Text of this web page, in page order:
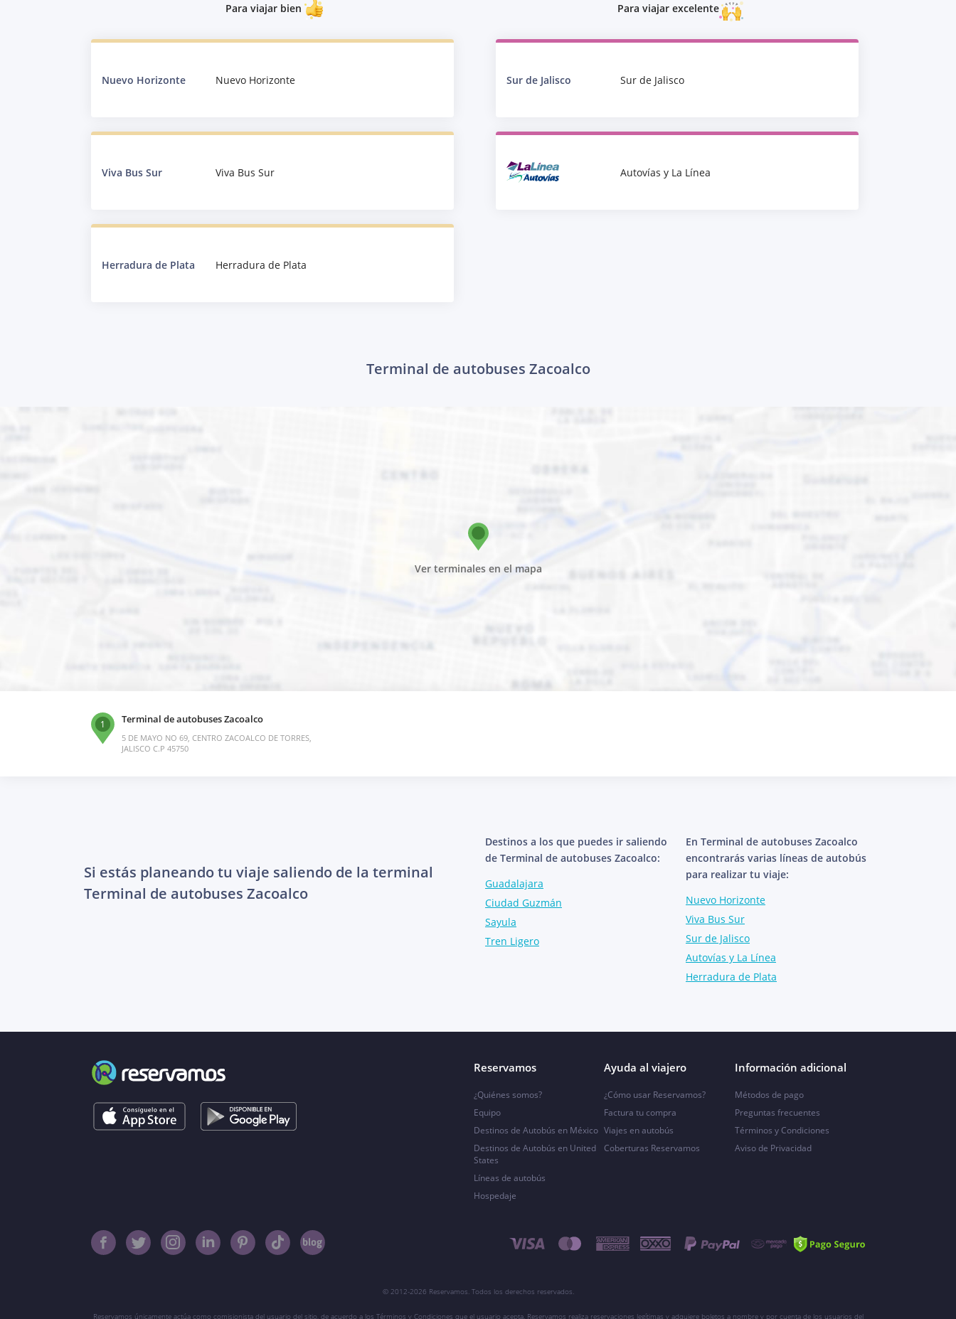
Para viajar bien
Nuevo Horizonte Nuevo Horizonte
Viva Bus Sur Viva Bus Sur
Herradura de Plata Herradura de Plata
Para viajar excelente
Sur de Jalisco Sur de Jalisco
Autovías y La Línea
Terminal de autobuses Zacoalco
Ver terminales en el mapa
1 Terminal de autobuses Zacoalco
5 DE MAYO NO 69, CENTRO ZACOALCO DE TORRES,
JALISCO C.P 45750
Si estás planeando tu viaje saliendo de la terminal
Terminal de autobuses Zacoalco
Destinos a los que puedes ir saliendo
de Terminal de autobuses Zacoalco:
Guadalajara
Ciudad Guzmán
Sayula
Tren Ligero
En Terminal de autobuses Zacoalco
encontrarás varias líneas de autobús
para realizar tu viaje:
Nuevo Horizonte
Viva Bus Sur
Sur de Jalisco
Autovías y La Línea
Herradura de Plata
Reservamos
¿Quiénes somos?
Equipo
Destinos de Autobús en México
Destinos de Autobús en United
States
Líneas de autobús
Hospedaje
Ayuda al viajero
¿Cómo usar Reservamos?
Factura tu compra
Viajes en autobús
Coberturas Reservamos
Información adicional
Métodos de pago
Preguntas frecuentes
Términos y Condiciones
Aviso de Privacidad
© 2012-2026 Reservamos. Todos los derechos reservados.
Reservamos únicamente actúa como comisionista del usuario del sitio, de acuerdo a los Términos y Condiciones que el usuario acepta. Reservamos realiza reservaciones legítimas y adquiere boletos a nombre y por cuenta de los usuarios del